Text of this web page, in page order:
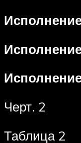
Черт. 2
Таблица 2